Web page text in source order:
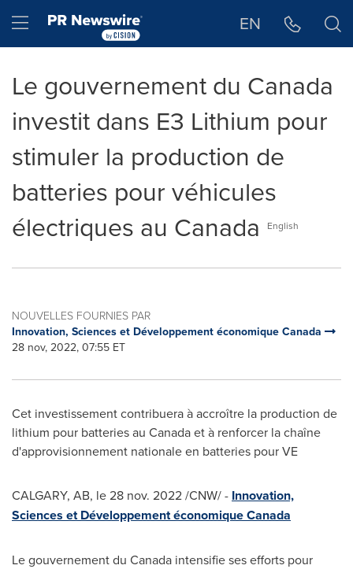
Hamburger menu EN
Le gouvernement du Canada
investit dans E3 Lithium pour
stimuler la production de
batteries pour véhicules
électriques au Canada
English
NOUVELLES FOURNIES PAR
Innovation, Sciences et Développement économique Canada
28 nov, 2022, 07:55 ET
Cet investissement contribuera à accroître la production de
lithium pour batteries au Canadaet à renforcer la chaîne
d'approvisionnement nationale en batteries pour VE
CALGARY, AB, le28 nov. 2022/CNW/ - Innovation,
Sciences et Développement économiqueCanada
Le gouvernement du Canada intensifie ses efforts pour